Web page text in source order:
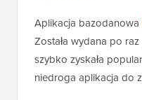
Aplikacja bazodanowa
Została wydana po
szybko zyskała